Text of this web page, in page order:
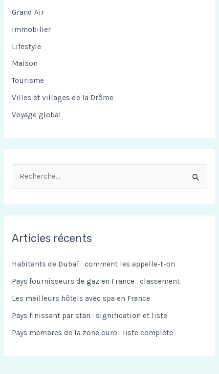
Grand Air
Immobilier
Lifestyle
Maison
Tourisme
Villes et villages de la Drôme
Voyage global
e
h
e
r
Articles récents
Habitants de Dubaï : comment les appelle-t-on
Pays fournisseurs de gaz en France : classement
Les meilleurs hôtels avec spa en France
Pays finissant par stan : signification et liste
Pays membres de la zone euro : liste complète